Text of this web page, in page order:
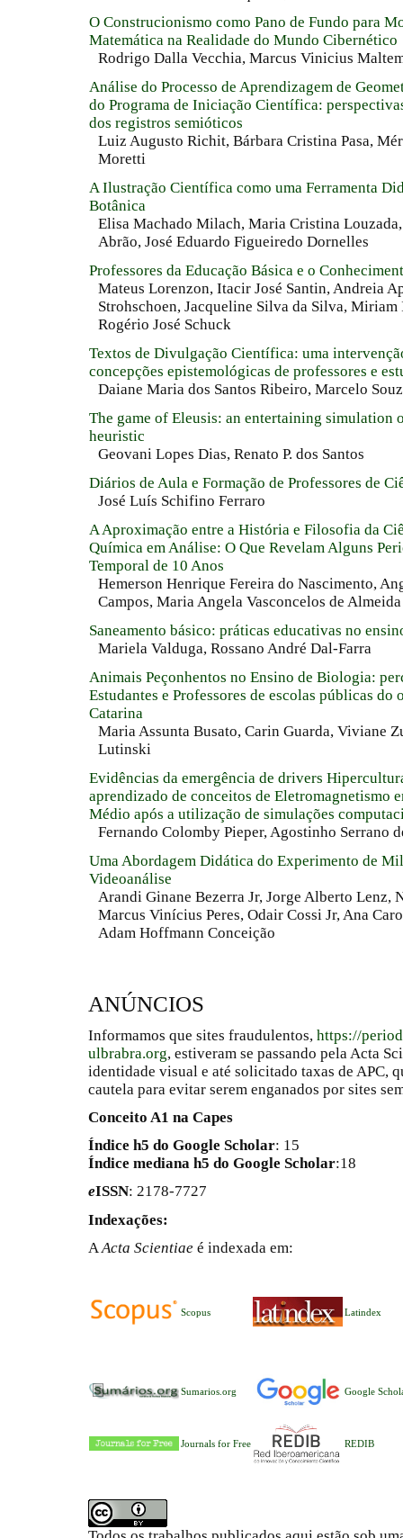
O Construcionismo como Pano de Fundo para
Matemática na Realidade do Mundo Cibernético
Rodrigo Dalla Vecchia, Marcus Vinicius
Análise do Processo de Aprendizagem de
do Programa de Iniciação Científica:
dos registros semióticos
Luiz Augusto Richit, Bárbara Cristina Pasa,
Moretti
A Ilustração Científica como uma Ferramenta
Botânica
Elisa Machado Milach, Maria Cristina
Abrão, José Eduardo Figueiredo Dornelles
Professores da Educação Básica e o
Mateus Lorenzon, Itacir José Santin, Andreia
Strohschoen, Jacqueline Silva da Silva,
Rogério José Schuck
Textos de Divulgação Científica: uma
concepções epistemológicas de professores e
Daiane Maria dos Santos Ribeiro, Marcelo
The game of Eleusis: an entertaining simulation
heuristic
Geovani Lopes Dias, Renato P. dos Santos
Diários de Aula e Formação de Professores de
José Luís Schifino Ferraro
A Aproximação entre a História e Filosofia da
Química em Análise: O Que Revelam Alguns
Temporal de 10 Anos
Hemerson Henrique Fereira do Nascimento,
Campos, Maria Angela Vasconcelos de Almeida
Saneamento básico: práticas educativas no
Mariela Valduga, Rossano André Dal-Farra
Animais Peçonhentos no Ensino de Biologia:
Estudantes e Professores de escolas públicas do
Catarina
Maria Assunta Busato, Carin Guarda, Viviane
Lutinski
Evidências da emergência de drivers
aprendizado de conceitos de Eletromagnetismo
Médio após a utilização de simulações
Fernando Colomby Pieper, Agostinho Serrano
Uma Abordagem Didática do Experimento de
Videoanálise
Arandi Ginane Bezerra Jr, Jorge Alberto Lenz,
Marcus Vinícius Peres, Odair Cossi Jr, Ana
Adam Hoffmann Conceição
ANÚNCIOS
Informamos que sites fraudulentos, https://
ulbrabra.org, estiveram se passando pela Acta
identidade visual e até solicitado taxas de APC,
cautela para evitar serem enganados por sites
Conceito A1 na Capes
Índice h5 do Google Scholar: 15
Índice mediana h5 do Google Scholar:18
eISSN: 2178-7727
Indexações:
A Acta Scientiae é indexada em:
Scopus Latindex
Sumarios.org Google
Journals for Free REDIB